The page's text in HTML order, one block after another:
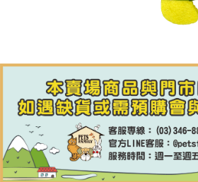
每筆NT$115，滿NT$1,500(含以上)免運費